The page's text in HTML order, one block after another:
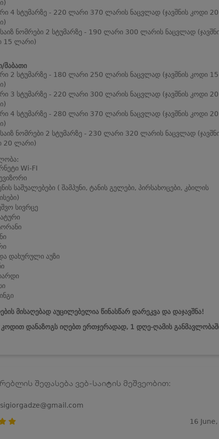
4 სტუმარზე - 220 ლარი 370 ლარის ნაცვლად (ჯავშნის კოდი 20
საიზ ნომრები 2 სტუმარზე - 190 ლარი 300 ლარის ნაცვლად
15 ლარი)
შაბათი
2 სტუმარზე - 180 ლარი 250 ლარის ნაცვლად (ჯავშნის კოდი 15
3 სტუმარზე - 220 ლარი 300 ლარის ნაცვლად (ჯავშნის კოდი 20
4 სტუმარზე - 280 ლარი 370 ლარის ნაცვლად (ჯავშნის კოდი 20
საიზ ნომრები 2 სტუმარზე - 230 ლარი 320 ლარის ნაცვლად
20 ლარი)
Wi-FI
საშუალებები ( შამპუნი, ტანის გელები, პირსახოცები, კბილის
სივრცე
დახურული აუზი
მისაღებად აუცილებელია წინასწარ დარეკვა და დაჯავშნა!
კოდით დანაზოგს იღებთ ერთჯერადად, 1 დღე-ღამის
შეფასება ვებ-საიტის მეშვეობით:
16